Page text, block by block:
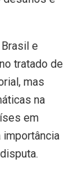
e
tratado de
mas
na
em